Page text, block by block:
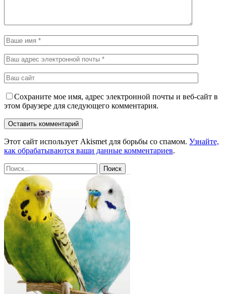
Сохраните мое имя, адрес электронной почты и веб-сайт в
этом браузере для следующего комментария.
Этот сайт использует Akismet для борьбы со спамом. Узнайте,
как обрабатываются ваши данные комментариев.